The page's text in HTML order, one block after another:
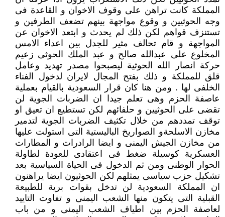
المملكة كانت تراهن على وقوف الاخوان و القاعدة فى
وجه الحوثيين و وقوع مواجهة بينهم تضعف الطرفين و
تستنزف قواهم لكن ذلك لم يحدث و ابتعد الاخوان عن
المواجهة و قام تحالف مثير للجدل بين اعداء الامس
المخلوع على عبدالله صالح و عبد الملك الحوثى زعيم
حركة انصار الله الحوثية ليصبحوا مصدر تهديد وعامل
قلق للمملكة و ذلك بفتح المجال لايران لدخول الفناء
الخلفى لها . ومن هنا كان قرار السعودية بالقيام بعملية
عاصفة الحزم وهى تعلم جيدا ان الضربات الجوية لن
تقضى على الحوثيين و حلفائهم لكن تستطيع ان تعيق او
توقف تمددهم من خلال تكثيف الضربات الجوية لتدمير
مخازن الاسلحةو الصواريخ الباليستية التى استولت عليها
من مخازن الجيش اليمنى و ايضا الرادرات و المطارات
العسكرية كوسيلة ضغط فى اعتقادى للعودة لطاولة
الحوار الوطنى ومن ثم الدخول فى الحياة السياسية بعد
تشكيل حزب سياسى يمثلهم لكن الحوثيون ايضا يراهنون
ان المملكة السعودية لن تدخل بقوات برية للطبيعة
القبلية التى يتكون منها الشعب اليمنى و تفاوت التاييد
لعاصفة الحزم بين اطياف الشعب اليمنى و من باب